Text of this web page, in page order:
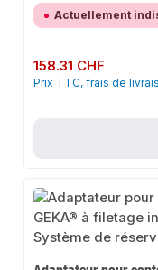
Actuellement
Prix régulier :
158.31 CHF
Prix TTC, frais de